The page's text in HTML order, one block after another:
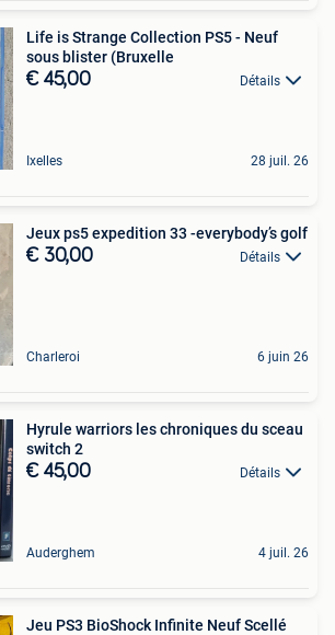
Life is Strange Collection PS5 - Neuf
sous blister (Bruxelle
€ 45,00 Détails
Ixelles 28 juil. 26
Jeux ps5 expedition 33 -everybody’s golf
€ 30,00 Détails
Charleroi 6 juin 26
Hyrule warriors les chroniques du sceau
switch 2
€ 45,00 Détails
Auderghem 4 juil. 26
Jeu PS3 BioShock Infinite Neuf Scellé